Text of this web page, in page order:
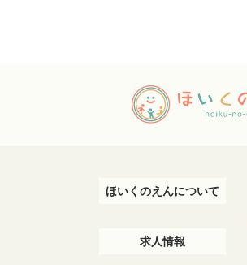
ほいくのえんについて
求人情報